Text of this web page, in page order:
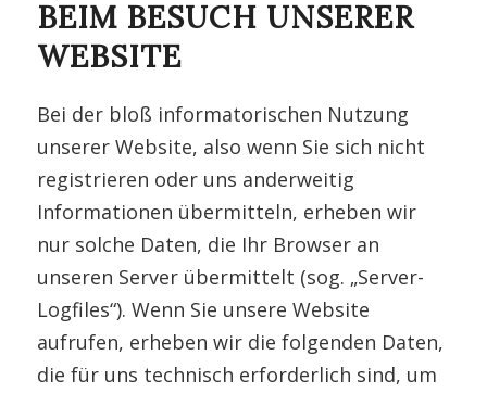
BEIM BESUCH UNSERER
WEBSITE
Bei der bloß informatorischen Nutzung
unserer Website, also wenn Sie sich nicht
registrieren oder uns anderweitig
Informationen übermitteln, erheben wir
nur solche Daten, die Ihr Browser an
unseren Server übermittelt (sog. „Server-
Logfiles“). Wenn Sie unsere Website
aufrufen, erheben wir die folgenden Daten,
die für uns technisch erforderlich sind, um